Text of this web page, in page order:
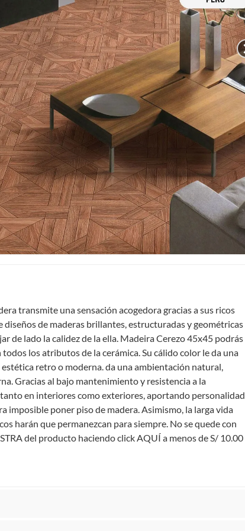
transmite una sensación acogedora gracias a sus ricos
diseños de maderas brillantes, estructuradas y geométricas
de lado la calidez de la ella. Madeira Cerezo 45x45 podrás
los atributos de la cerámica. Su cálido color le da una
retro o moderna. da una ambientación natural,
Gracias al bajo mantenimiento y resistencia a la
en interiores como exteriores, aportando personalidad
imposible poner piso de madera. Asimismo, la larga vida
harán que permanezcan para siempre. No se quede con
del producto haciendo click AQUÍa menos de S/ 10.00